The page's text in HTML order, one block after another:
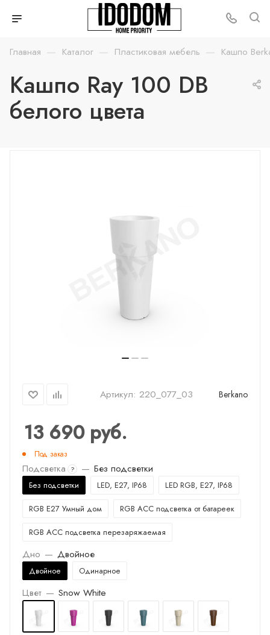
Главная — Каталог — Пластиковая мебель — Кашпо
Кашпо Ray 100 DB
белого цвета
Артикул: 220_077_03 Berkano
13 690руб.
Под заказ
Подсветка ? — Без подсветки
Без подсветки LED, E27, IP68 LED RGB, E27, IP68
RGB E27 Умный дом RGB ACC подсветка от батареек
RGB ACC подсветка перезаряжаемая
Дно — Двойное
Двойное Одинарное
Цвет — Snow White